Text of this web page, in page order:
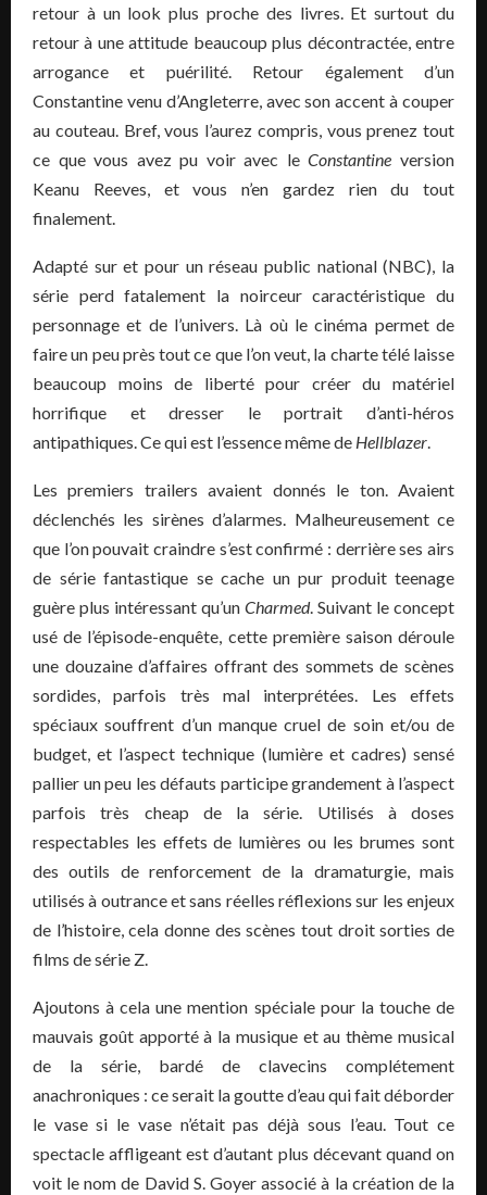
retour à un look plus proche des livres. Et surtout du
retour à une attitude beaucoup plus décontractée, entre
arrogance et puérilité. Retour également d’un
Constantine venu d’Angleterre, avec son accent à couper
au couteau. Bref, vous l’aurez compris, vous prenez tout
ce que vous avez pu voir avec leConstantine version
Keanu Reeves, et vous n’en gardez rien du tout
finalement.
Adapté sur et pour un réseau public national (NBC), la
série perd fatalement la noirceur caractéristique du
personnage et de l’univers. Là où le cinéma permet de
faire un peu près tout ce que l’on veut, la charte télé laisse
beaucoup moins de liberté pour créer du matériel
horrifique et dresser le portrait d’anti-héros
antipathiques. Ce qui est l’essence même de Hellblazer.
Les premiers trailers avaient donnés le ton. Avaient
déclenchés les sirènes d’alarmes. Malheureusement ce
que l’on pouvait craindre s’est confirmé : derrière ses airs
de série fantastique se cache un pur produit teenage
guère plus intéressant qu’un Charmed. Suivant le concept
usé de l’épisode-enquête, cette première saison déroule
une douzaine d’affaires offrant des sommets de scènes
sordides, parfois très mal interprétées. Les effets
spéciaux souffrent d’un manque cruel de soin et/ou de
budget, et l’aspect technique (lumière et cadres) sensé
pallier un peu les défauts participe grandement à l’aspect
parfois très cheap de la série. Utilisés à doses
respectables les effets de lumières ou les brumes sont
des outils de renforcement de la dramaturgie, mais
utilisés à outrance et sans réelles réflexions sur les enjeux
de l’histoire, cela donne des scènes tout droit sorties de
films de série Z.
Ajoutons à cela une mention spéciale pour la touche de
mauvais goût apporté à la musique et au thème musical
de la série, bardé de clavecins complétement
anachroniques : ce serait la goutte d’eau qui fait déborder
le vase si le vase n’était pas déjà sous l’eau. Tout ce
spectacle affligeant est d’autant plus décevant quand on
voit le nom de David S. Goyer associé à la création de la